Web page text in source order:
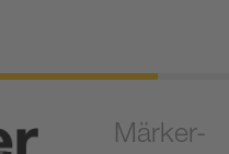
Märker-